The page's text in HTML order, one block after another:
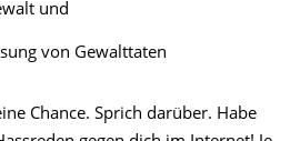
und
von Gewalttaten
Chance. Sprich darüber. Habe